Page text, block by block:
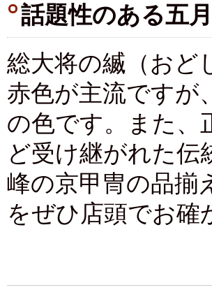
話題性のある五
総大将の縅（おど
赤色が主流ですが
の色です。また、
ど受け継がれた伝
峰の京甲冑の品揃
をぜひ店頭でお確